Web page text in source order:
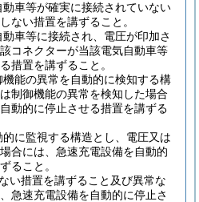
車等が確実に接続されていない
ない措置を講ずること。
車等に接続され、電圧が印加さ
コネクターが当該電気自動車等
措置を講ずること。
能の異常を自動的に検知する構
制御機能の異常を検知した場合
動的に停止させる措置を講ずる
に監視する構造とし、電圧又は
合には、急速充電設備を自動的
ること。
い措置を講ずること及び異常な
急速充電設備を自動的に停止さ